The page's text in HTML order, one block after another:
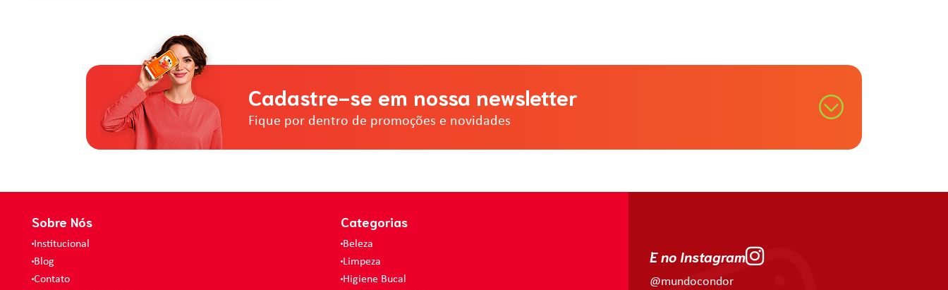
Cadastre-se em nossa newsletter
Fique por dentro de promoções e novidades
Sobre Nós
Institucional
Blog
Contato
Categorias
Beleza
Limpeza
Higiene Bucal
E no Instagram
@mundocondor